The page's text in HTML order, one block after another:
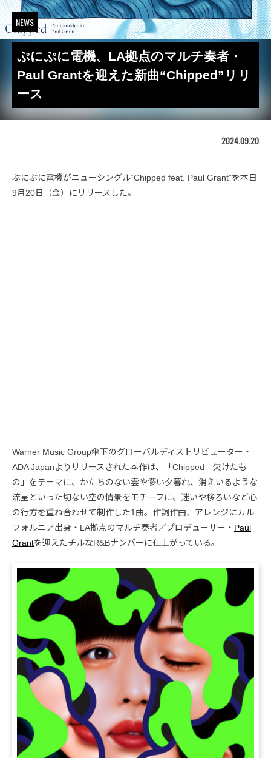
NEWS
ぷにぷに電機、LA拠点のマルチ奏者・
Paul Grantを迎えた新曲“Chipped”リリ
ース
2024.09.20
ぷにぷに電機がニューシングル“Chipped feat. Paul Grant”を本日
9月20日（金）にリリースした。
Warner Music Group傘下のグローバルディストリビューター・
ADA Japanよりリリースされた本作は、「Chipped＝欠けたも
の」をテーマに、かたちのない雲や儚い夕暮れ、消えいるような
流星といった切ない空の情景をモチーフに、迷いや移ろいなど心
の行方を重ね合わせて制作した1曲。作詞作曲、アレンジにカル
フォルニア出身・LA拠点のマルチ奏者／プロデューサー・ Paul
Grantを迎えたチルなR&Bナンバーに仕上がっている。